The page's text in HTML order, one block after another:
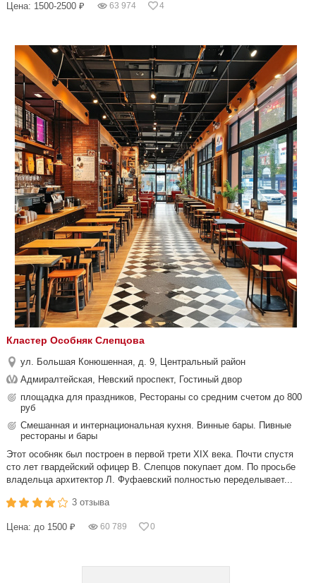
Цена: 1500-2500 ₽ 63 974 4
Кластер Особняк Слепцова
ул. Большая Конюшенная, д. 9, Центральный район
Адмиралтейская, Невский проспект, Гостиный двор
площадка для праздников, Рестораны со средним счетом до 800
руб
Смешанная и интернациональная кухня. Винные бары. Пивные
рестораны и бары
Этот особняк был построен в первой трети XIX века. Почти спустя
сто лет гвардейский офицер В. Слепцов покупает дом. По просьбе
владельца архитектор Л. Фуфаевский полностью переделывает...
3 отзыва
Цена: до 1500 ₽ 60 789 0